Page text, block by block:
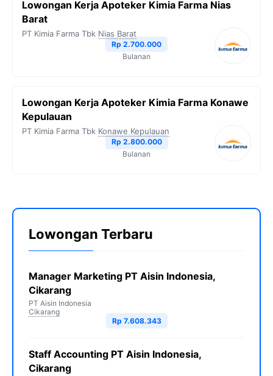
Lowongan Kerja Apoteker Kimia Farma Nias
Barat
PT Kimia Farma Tbk Nias Barat
Rp 2.700.000
Bulanan
Lowongan Kerja Apoteker Kimia Farma Konawe
Kepulauan
PT Kimia Farma Tbk Konawe Kepulauan
Rp 2.800.000
Bulanan
Lowongan Terbaru
Manager Marketing PT Aisin Indonesia,
Cikarang
PT Aisin Indonesia
Cikarang
Rp 7.608.343
Staff Accounting PT Aisin Indonesia,
Cikarang